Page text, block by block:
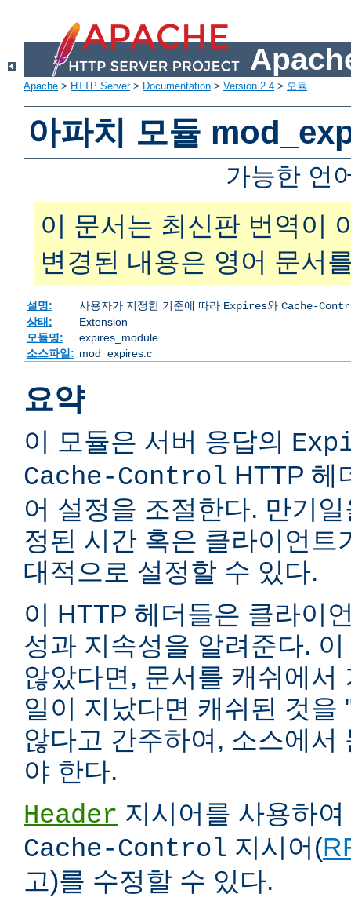
Apache > HTTP Server> Documentation > Version 2.4 > 모듈
아파치 모듈
가능한 언
이 문서는 최신판 번역이
변경된 내용은 영어 문서
설명: 사용자가 지정한 기준에 따라 Expires와 Cache-
상태:
Extension
모듈명:
expires_module
소스파일: mod_expires.c
요약
이 모듈은 서버 응답의
Cache-Control HTTP 헤
어 설정을 조절한다. 만기
정된 시간 혹은 클라이언트
대적으로 설정할 수 있다.
이 HTTP 헤더들은 클라이
성과 지속성을 알려준다.
않았다면, 문서를 캐쉬에서
일이 지났다면 캐쉬된 것을
않다고 간주하여, 소스에서
야 한다.
Header 지시어를 사용하여
Cache-Control 지시어(
고)를 수정할 수 있다.